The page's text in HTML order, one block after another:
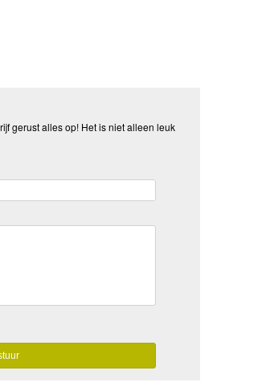
gerust alles op! Het is niet alleen leuk